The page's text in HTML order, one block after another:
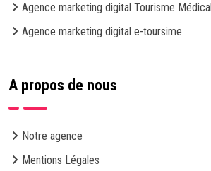
Agence marketing digital Tourisme Médical
Agence marketing digital e-toursime
A propos de nous
Notre agence
Mentions Légales